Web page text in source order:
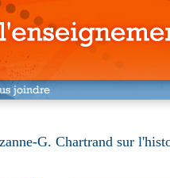
G. Chartrand sur